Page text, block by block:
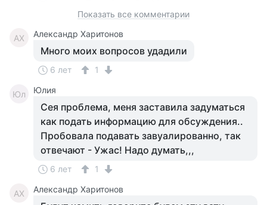
Показать все комментарии
АХ Александр Харитонов
Много моих вопросов удадили
6 лет 1
Юл Юлия
Сея проблема, меня заставила задуматься
как подать информацию для обсуждения..
Пробовала подавать завуалированно, так
отвечают - Ужас! Надо думать,,,
6 лет 1
АХ Александр Харитонов